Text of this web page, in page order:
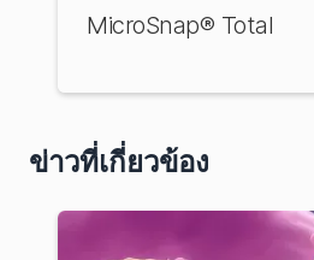
MicroSnap® Total
ข่าวที่เกี่ยวข้อง